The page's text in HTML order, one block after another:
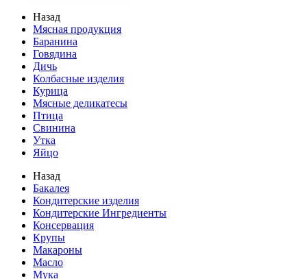
Назад
Мясная продукция
Баранина
Говядина
Дичь
Колбасные изделия
Курица
Мясные деликатесы
Птица
Свинина
Утка
Яйцо
Назад
Бакалея
Кондитерские изделия
Кондитерские Ингредиенты
Консервация
Крупы
Макароны
Масло
Мука